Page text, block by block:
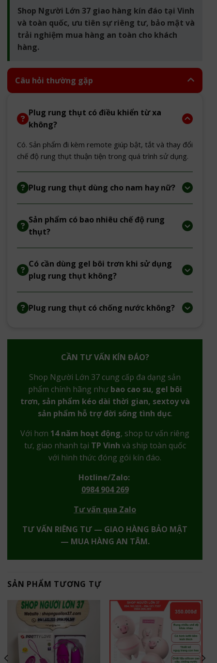
Shop Người Lớn 37 giao hàng kín đáo tại Vinh
và toàn quốc, ưu tiên sự riêng tư, bảo mật và
trải nghiệm mua hàng an toàn cho khách
hàng.
Câu hỏi thường gặp
Plug rung thụt có điều khiển từ xa
không?
Có. Sản phẩm đi kèm remote giúp bật, tắt và thay đổi
chế độ rung thụt thuận tiện trong quá trình sử dụng.
Plug rung thụt dùng cho nam hay nữ?
Sản phẩm có bao nhiêu chế độ rung
thụt?
Có cần dùng gel bôi trơn khi sử dụng
plug rung thụt không?
Plug rung thụt có chống nước không?
CẦN TƯ VẤN KÍN ĐÁO?
Shop Người Lớn 37 cung cấp đa dạng sản
phẩm chính hãng như bao cao su, gel bôi
trơn, sản phẩm kéo dài thời gian, sextoy và
sản phẩm hỗ trợ đời sống tình dục.
Với hơn 14 năm hoạt động, shop tư vấn riêng
tư, giao nhanh tại TP Vinh và ship toàn quốc
với hình thức đóng gói kín đáo.
Hotline/Zalo:
0984 904 269
Tư vấn qua Zalo
TƯ VẤN RIÊNG TƯ — GIAO HÀNG BẢO MẬT
— MUA HÀNG AN TÂM.
SẢN PHẨM TƯƠNG TỰ